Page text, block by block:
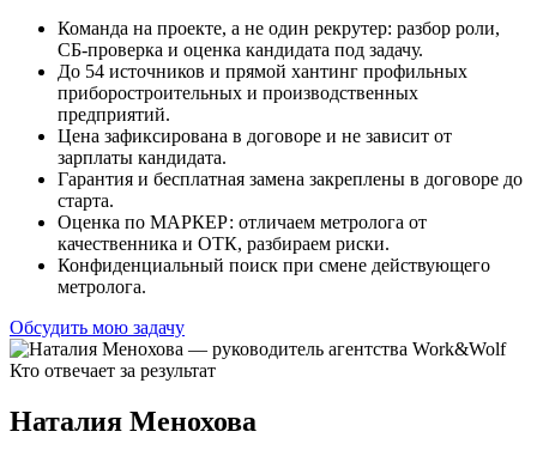
Команда на проекте, а не один рекрутер: разбор роли,
СБ-проверка и оценка кандидата под задачу.
До 54 источников и прямой хантинг профильных
приборостроительных и производственных
предприятий.
Цена зафиксирована в договоре и не зависит от
зарплаты кандидата.
Гарантия и бесплатная замена закреплены в договоре до
старта.
Оценка по МАРКЕР: отличаем метролога от
качественника и ОТК, разбираем риски.
Конфиденциальный поиск при смене действующего
метролога.
Обсудить мою задачу
Кто отвечает за результат
Наталия Менохова